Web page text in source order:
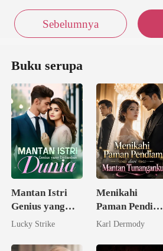
Sebelumnya
Buku serupa
Mantan Istri
Genius yang
Diidamkan
Lucky Strike
Menikahi
Paman Pendiam
dari Mantan
Karl Dermody